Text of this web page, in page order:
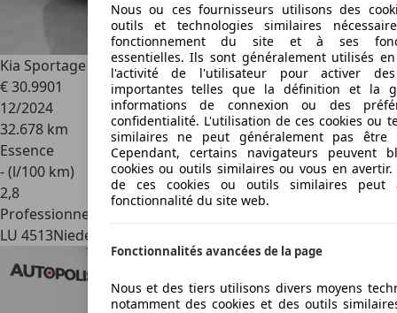
Kia Sportage1.6 T-GDi 150 DCT7 GT Line
€ 30.9901
12/2024
32.678 km
Essence
- (l/100 km)
2,8
Professionnel
LU 4513Niederkorn
Nous ou ces fournisseurs utilisons des
outils et technologies similaires
fonctionnement du site et à ses
essentielles. Ils sont généralement utilisés
l'activité de l'utilisateur pour activer
importantes telles que la définition et la
informations de connexion ou des
confidentialité. L'utilisation de ces cookies ou
similaires ne peut généralement pas être
Cependant, certains navigateurs peuvent
cookies ou outils similaires ou vous en avertir.
de ces cookies ou outils similaires peut
fonctionnalité du site web.
Fonctionnalités avancées de la page
Nous et des tiers utilisons divers moyens
notamment des cookies et des outils